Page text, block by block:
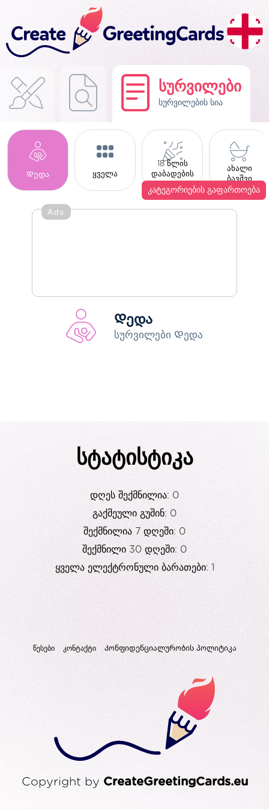
სურვილები
სურვილების სია
Დედა ყველა
18 წლის
დაბადების
დღე
ახალი
ბავშვი
კატეგორიების გაფართოება
Ads
Დედა
სურვილები Დედა
სტატისტიკა
დღეს შექმნილია: 0
გაქმეული გუშინ: 0
შექმნილია 7 დღეში: 0
შექმნილი 30 დღეში: 0
ყველა ელექტრონული ბარათები: 1
წესები კონტაქტი Კონფიდენციალურობის პოლიტიკა
Copyright by CreateGreetingCards.eu